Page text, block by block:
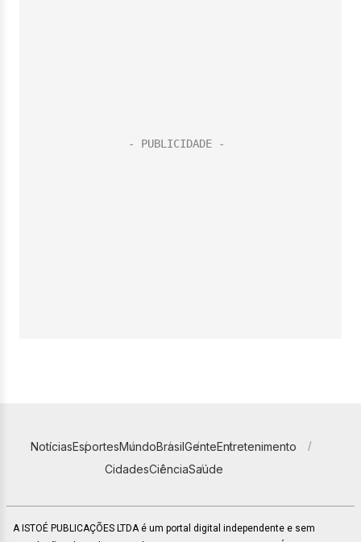
NotíciasEsportesMundoBrasilGenteEntretenimento
CidadesCiênciaSaúde
A ISTOÉ PUBLICAÇÕES LTDA é um portal digital independente e sem